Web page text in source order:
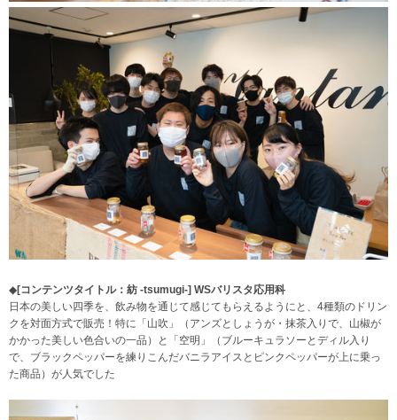
◆[コンテンツタイトル：紡 -tsumugi-] WSバリスタ応用科
日本の美しい四季を、飲み物を通じて感じてもらえるようにと、4種類のドリン
クを対面方式で販売！特に「山吹」（アンズとしょうが・抹茶入りで、山椒が
かかった美しい色合いの一品）と「空明」（ブルーキュラソーとディル入り
で、ブラックペッパーを練りこんだバニラアイスとピンクペッパーが上に乗っ
た商品）が人気でした